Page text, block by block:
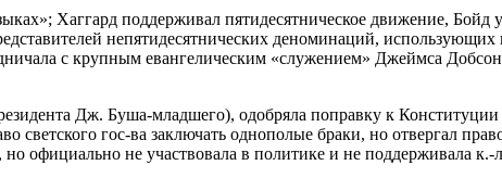
Хаггард поддерживал пятидесятническое движение, Бойд
непятидесятнических деноминаций, использующих
с крупным евангелическим «служением» Джеймса
Дж. Буша-младшего), одобряла поправку к Конституции
гос-ва заключать однополые браки, но отвергал
официально не участвовала в политике и не поддерживала к.-